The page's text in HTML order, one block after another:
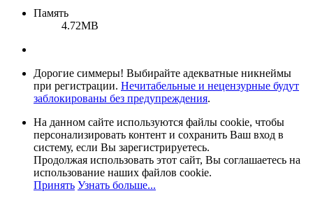
Память
4.72MB
Дорогие симмеры! Выбирайте адекватные никнеймы
при регистрации. Нечитабельные и нецензурные будут
заблокированы без предупреждения.
На данном сайте используются файлы cookie, чтобы
персонализировать контент и сохранить Ваш вход в
систему, если Вы зарегистрируетесь.
Продолжая использовать этот сайт, Вы соглашаетесь на
использование наших файлов cookie.
Принять Узнать больше...